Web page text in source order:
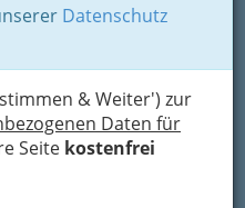
Datenschutz
& Weiter') zur
Daten für
Seite kostenfrei